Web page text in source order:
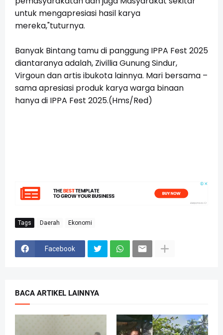
untuk mengapresiasi hasil karya
mereka,"tuturnya.
Banyak Bintang tamu di panggung IPPA Fest 2025
diantaranya adalah, Zivillia Gunung Sindur,
Virgoun dan artis ibukota lainnya. Mari bersama –
sama apresiasi produk karya warga binaan
hanya di IPPA Fest 2025.(Hms/Red)
Tags Daerah Ekonomi
Facebook
BACA ARTIKEL LAINNYA